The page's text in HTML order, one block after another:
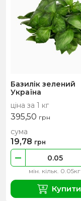
Базилік зелений
Україна
ціна за 1 кг
395,50 грн
мін. кільк. 0.05кг
сума
19,78 грн
Купити